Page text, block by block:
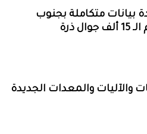
بيانات متكاملة بجنوب
كردفان لضمان وصول دعم الـ 15 ألف جوال ذرة
والآليات والمعدات الجديدة